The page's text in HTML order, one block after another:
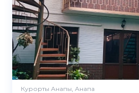
Курорты Анапы, Анапа